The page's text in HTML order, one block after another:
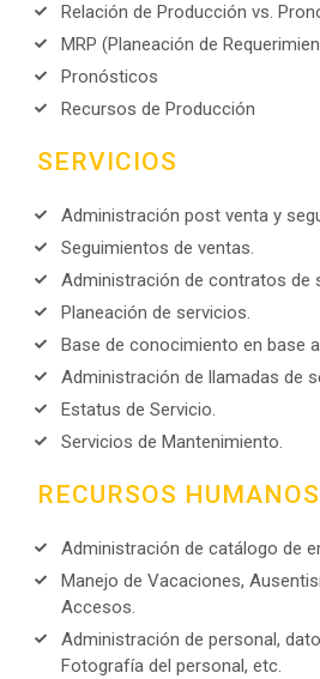
Relación de Producción vs.
MRP (Planeación de
Pronósticos
Recursos de Producción
SERVICIOS
Administración post venta y
Seguimientos de ventas.
Administración de contratos de
Planeación de servicios.
Base de conocimiento en base
Administración de llamadas de
Estatus de Servicio.
Servicios de Mantenimiento.
RECURSOS HUMANOS
Administración de catálogo de
Manejo de Vacaciones,
Accesos.
Administración de personal,
Fotografía del personal, etc.